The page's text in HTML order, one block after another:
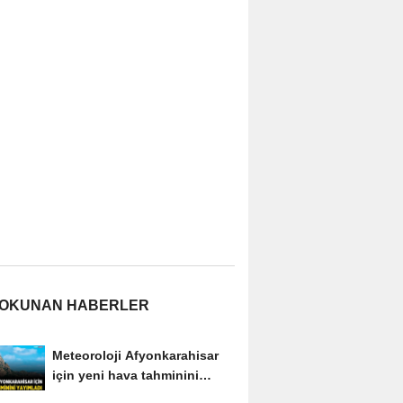
HABERLER
Meteoroloji Afyonkarahisar
için yeni hava tahminini